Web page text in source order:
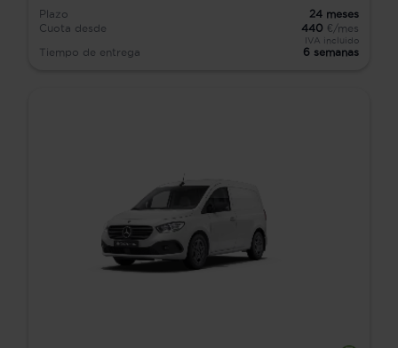
Plazo
24 meses
Cuota desde
440 €/mes
IVA incluido
Tiempo de entrega 6 semanas